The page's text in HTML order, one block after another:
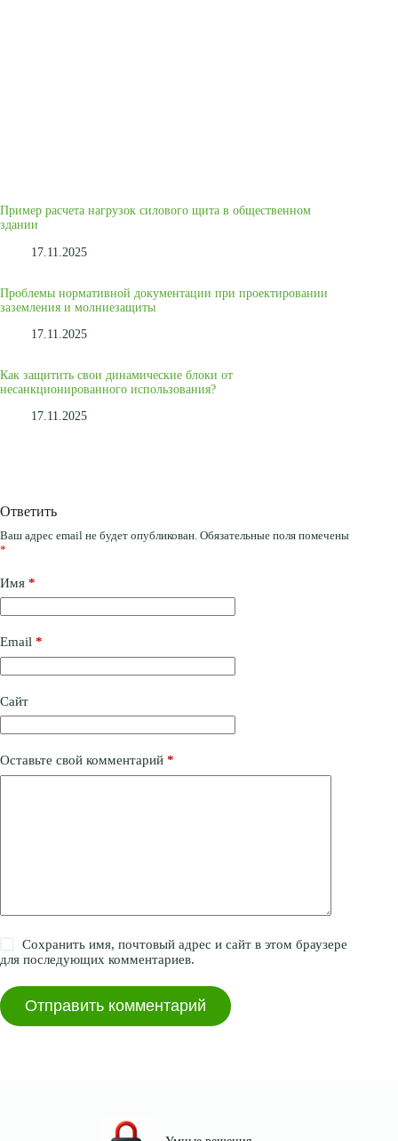
Пример расчета нагрузок силового щита в общественном
здании
17.11.2025
Проблемы нормативной документации при проектировании
заземления и молниезащиты
17.11.2025
Как защитить свои динамические блоки от
несанкционированного использования?
17.11.2025
Ответить
Ваш адрес email не будет опубликован. Обязательные поля помечены
*
Имя *
Email *
Сайт
Оставьте свой комментарий *
Сохранить имя, почтовый адрес и сайт в этом браузере
для последующих комментариев.
Отправить комментарий